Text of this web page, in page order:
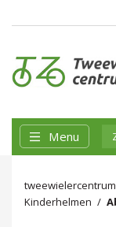
Menu
Kinderhelmen